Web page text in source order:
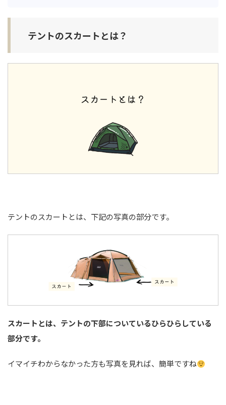
テントのスカートとは？
テントのスカートとは、下記の写真の部分です。
スカートとは、テントの下部についているひらひらしている
部分です。
イマイチわからなかった方も写真を見れば、簡単ですね